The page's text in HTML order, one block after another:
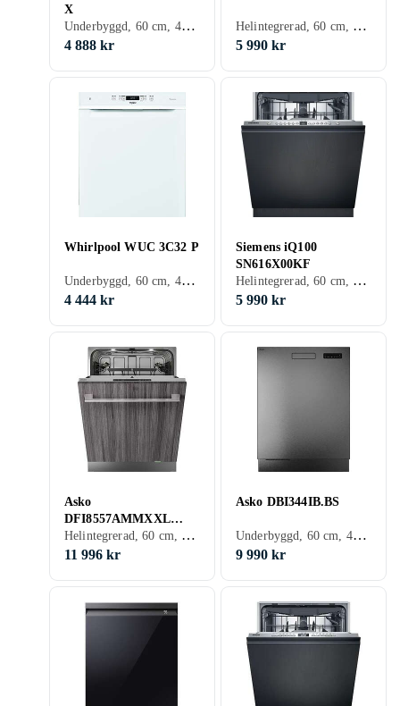
X
Underbyggd, 60 cm, 42 dB, D
4 888 kr
Helintegrerad, 60 cm, 42 dB, D
5 990 kr
Whirlpool WUC 3C32 P
Underbyggd, 60 cm, 42 dB, D
4 444 kr
Siemens iQ100
SN616X00KF
Helintegrerad, 60 cm, 46 dB, E
5 990 kr
Asko
DFI8557AMMXXL
(integrerad)
Helintegrerad, 60 cm, 40 dB, A
11 996 kr
Asko DBI344IB.BS
Underbyggd, 60 cm, 42 dB, A
9 990 kr